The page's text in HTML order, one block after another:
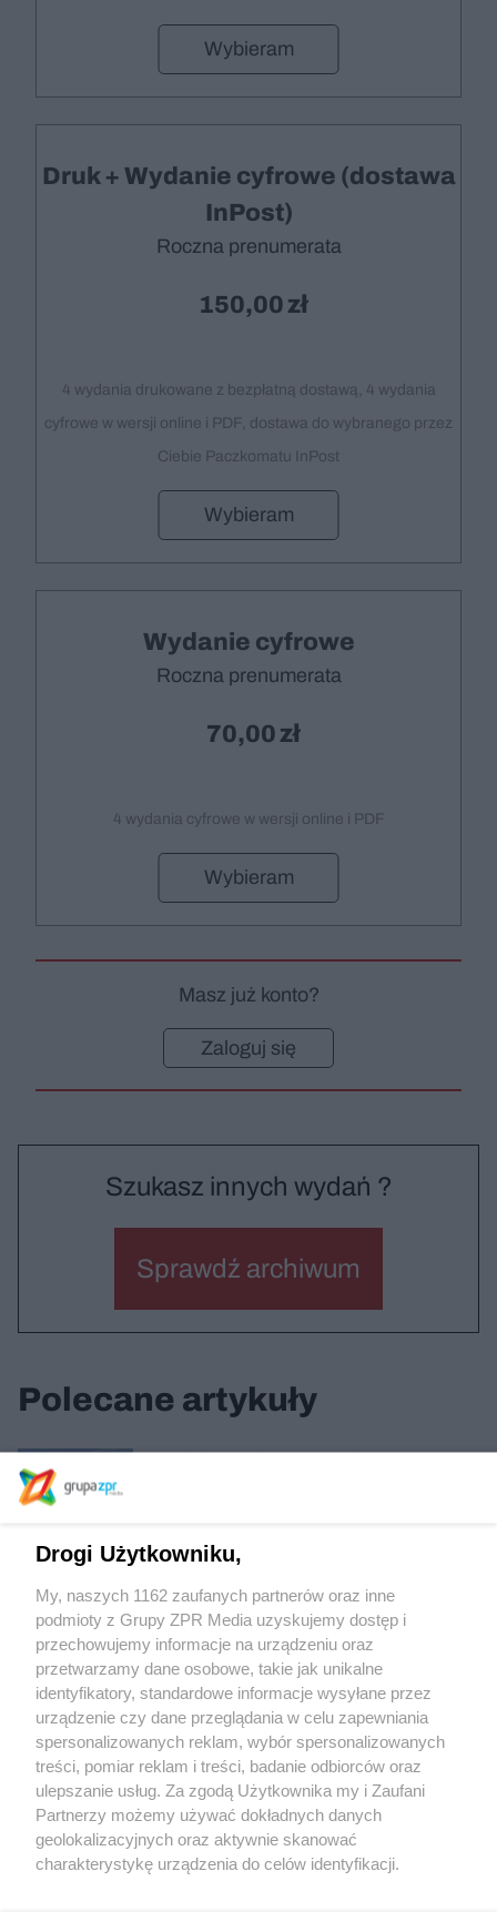
Wybieram
Druk + Wydanie cyfrowe (dostawa
InPost)
Roczna prenumerata
150,00
4 wydania drukowane z bezpłatną dostawą, 4 wydania
cyfrowe w wersji online i PDF, dostawa do wybranego przez
Ciebie Paczkomatu InPost
Wybieram
Wydanie cyfrowe
Roczna prenumerata
70,00
4 wydania cyfrowe w wersji online i PDF
Wybieram
Masz już konto?
Zaloguj się
Szukasz innych wydań ?
Sprawdź archiwum
Polecane artykuły
Dom kultury Kadr w Warszawie
Apartamenty Witolda 43 we Wrocławiu
Szpital GeoMedical w Katowicach
Żaden utwór zamieszczony w serwisie nie może być powielany i
rozpowszechniany lub dalej rozpowszechniany w jakikolwiek sposób (w tym
Drogi Użytkowniku,
My, naszych 1162 zaufanych partnerów oraz inne
podmioty z Grupy ZPR Media uzyskujemy dostęp i
przechowujemy informacje na urządzeniu oraz
przetwarzamy dane osobowe, takie jak unikalne
identyfikatory, standardowe informacje wysyłane przez
urządzenie czy dane przeglądania w celu zapewniania
spersonalizowanych reklam, wybór spersonalizowanych
treści, pomiar reklam i treści, badanie odbiorców oraz
ulepszanie usług. Za zgodą Użytkownika my i Zaufani
Partnerzy możemy używać dokładnych danych
geolokalizacyjnych oraz aktywnie skanować
charakterystykę urządzenia do celów identyfikacji.